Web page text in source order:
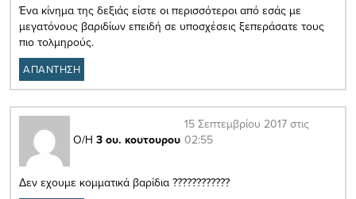
Ένα κίνημα της δεξιάς είστε οι περισσότεροι από εσάς με
μεγατόνους βαριδίων επειδή σε υποσχέσεις ξεπεράσατε τους
πιο τολμηρούς.
ΑΠΑΝΤΗΣΗ
Ο/Η 3 ου. κουτουρου
15 Σεπτεμβρίου 2017 στις
02:55
Δεν εχουμε κομματικά βαρίδια ????????????